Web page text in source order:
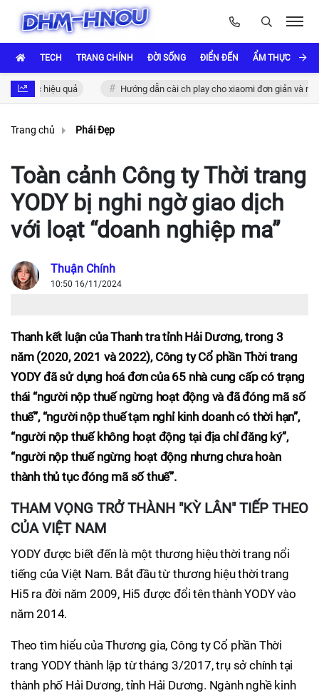
TECH TRANG CHÍNH ĐỜI SỐNG ĐIỂN ĐẾN ẨM THỰC VÀ
hiệu quả Hướng dẫn cài ch play cho xiaomi đơn giản và nhanh
Trang chủ Phái Đẹp
Toàn cảnh Công ty Thời trang
YODY bị nghi ngờ giao dịch
với loạt “doanh nghiệp ma”
Thuận Chính
10:50 16/11/2024
Thanh kết luận của Thanh tra tỉnh Hải Dương, trong 3
năm (2020, 2021 và 2022), Công ty Cổ phần Thời trang
YODY đã sử dụng hoá đơn của 65 nhà cung cấpcó trạng
thái “người nộp thuế ngừng hoạt động và đã đóng mã số
thuế”, “người nộp thuế tạm nghỉ kinh doanh có thời hạn”,
“người nộp thuế không hoạt động tại địa chỉ đăng ký”,
“người nộp thuế ngừng hoạt động nhưng chưa hoàn
thành thủ tục đóng mã số thuế”.
THAM VỌNG TRỞ THÀNH "KỲ LÂN" TIẾP THEO
CỦA VIỆT NAM
YODY được biết đến là một thương hiệu thời trang nổi
tiếng của Việt Nam. Bắt đầu từ thương hiệu thời trang
Hi5 ra đời năm 2009, Hi5 được đổi tên thành YODY vào
năm 2014.
Theo tìm hiểu của Thương gia, Công ty Cổ phần Thời
trang YODY thành lập từ tháng 3/2017, trụ sở chính tại
thành phố Hải Dương, tỉnh Hải Dương. Ngành nghề kinh